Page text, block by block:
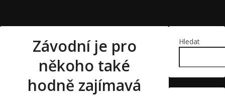
Závodní je pro
někoho také
hodně zajímavá
Hledat